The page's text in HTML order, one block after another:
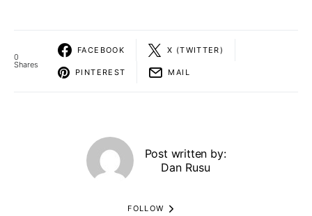
0
Shares
FACEBOOK X (TWITTER)
PINTEREST MAIL
Post written by:
Dan Rusu
FOLLOW